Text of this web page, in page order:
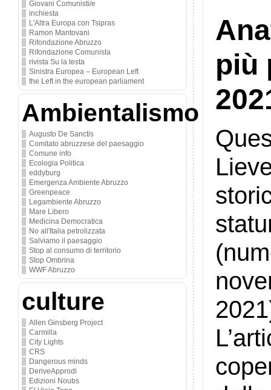
Giovani Comunisti/e
inchiesta
L'Altra Europa con Tsipras
Ramon Mantovani
Rifondazione Abruzzo
Rifondazione Comunista
rivista Su la testa
Sinistra Europea – European Left
the Left in the european parliament
Ambientalismo
Augusto De Sanctis
Comitato abruzzese del paesaggio
Comune info
Ecologia Politica
eddyburg
Emergenza Ambiente Abruzzo
Greenpeace
Legambiente Abruzzo
Mare Libero
Medicina Democratica
No all'Italia petrolizzata
Salviamo il paesaggio
Stop al consumo di territorio
Stop Ombrina
WWF Abruzzo
culture
Allen Ginsberg Project
Carmilla
City Lights
CRS
Dangerous minds
DeriveApprodi
Edizioni Noubs
più